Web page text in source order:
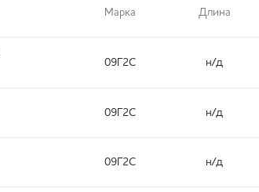
Марка Длина
09Г2С н/д
09Г2С н/д
09Г2С н/д